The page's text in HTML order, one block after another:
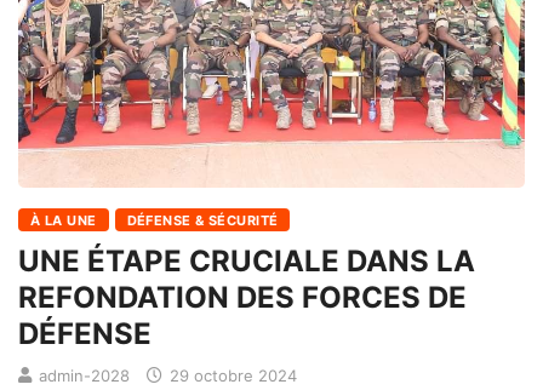
À LA UNE DÉFENSE & SÉCURITÉ
UNE ÉTAPE CRUCIALE DANS LA
REFONDATION DES FORCES DE
DÉFENSE
admin-2028 29 octobre 2024